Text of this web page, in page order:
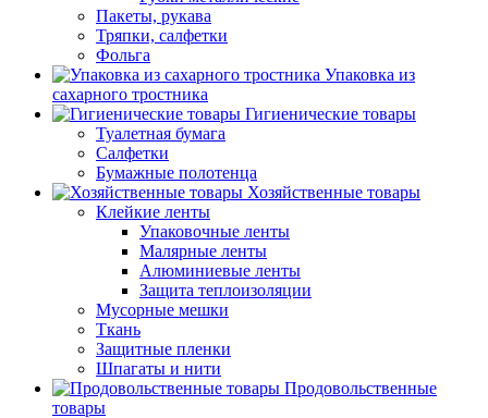
Пакеты, рукава
Тряпки, салфетки
Фольга
Упаковка из
сахарного тростника
Гигиенические товары
Туалетная бумага
Салфетки
Бумажные полотенца
Хозяйственные товары
Клейкие ленты
Упаковочные ленты
Малярные ленты
Алюминиевые ленты
Защита теплоизоляции
Мусорные мешки
Ткань
Защитные пленки
Шпагаты и нити
Продовольственные
товары